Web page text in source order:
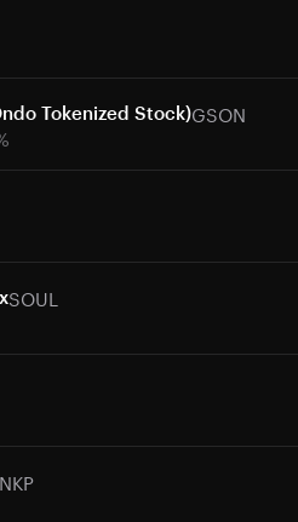
Tokenized Stock)GSON
SOUL
NKP